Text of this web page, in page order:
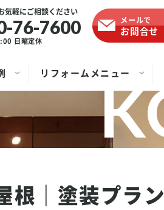
気軽にご相談ください
76-7600
日曜定休
メールで
お問合せ
リフォームメニュー
根｜塗装プラン